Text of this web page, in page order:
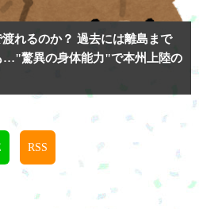
れるのか？ 過去には離島まで
…"驚異の身体能力"で本州上陸の
RSS